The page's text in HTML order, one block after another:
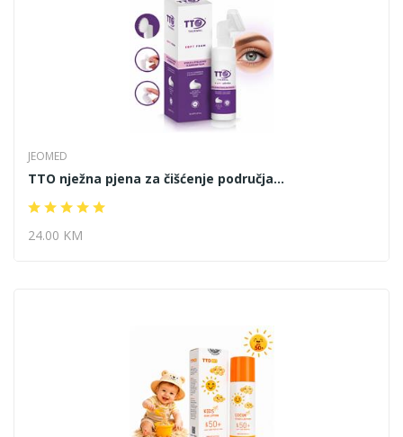
JEOMED
TTO nježna pjena za čišćenje područja...
24.00 KM